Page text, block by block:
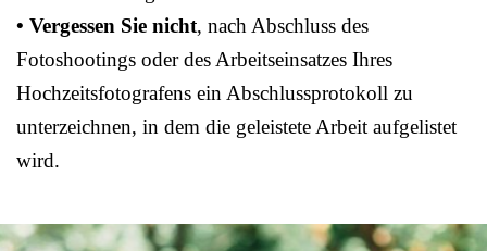
• Vergessen Sie nicht, nach Abschluss des
Fotoshootings oder des Arbeitseinsatzes Ihres
Hochzeitsfotografens ein Abschlussprotokoll zu
unterzeichnen, in dem die geleistete Arbeit aufgelistet
wird.